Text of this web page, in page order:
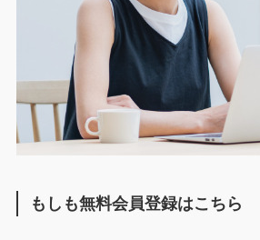
もしも無料会員登録はこちら